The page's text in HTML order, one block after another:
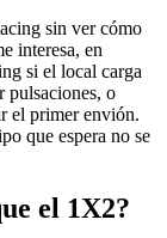
sin ver cómo
interesa, en
si el local carga
pulsaciones, o
el primer envión.
que espera no se
el 1X2?